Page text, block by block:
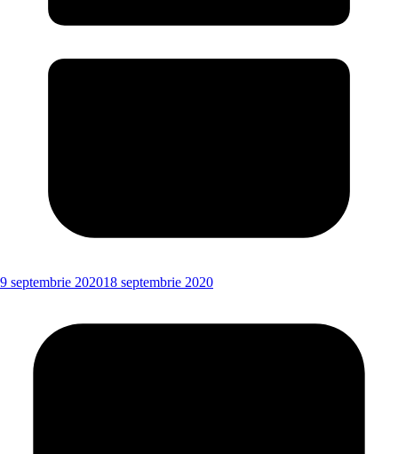
9 septembrie 202018 septembrie 2020